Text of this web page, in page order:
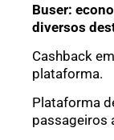
Buser:
diversos
Cashback
plataforma.
Plataforma
passageiros